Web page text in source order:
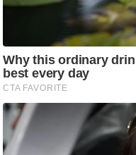
भू
स्तं
भ
ए
म
.
आ